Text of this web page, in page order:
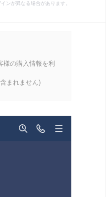
ンが異なる場合があります。
様の購入情報を利
まれません)